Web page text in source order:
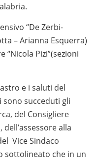
“De Zerbi-
– Arianna Esquerra)
“Nicola Pizi”(sezioni
e i saluti del
succeduti gli
del Consigliere
alla
Vice Sindaco
sottolineato che in un